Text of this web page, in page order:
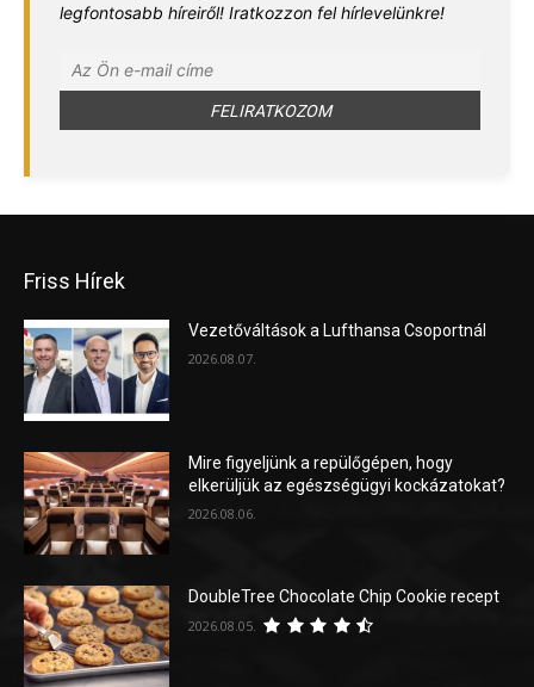
legfontosabb híreiről! Iratkozzon fel hírlevelünkre!
Friss Hírek
Vezetőváltások a Lufthansa Csoportnál
2026.08.07.
Mire figyeljünk a repülőgépen, hogy
elkerüljük az egészségügyi kockázatokat?
2026.08.06.
DoubleTree Chocolate Chip Cookie recept
2026.08.05.